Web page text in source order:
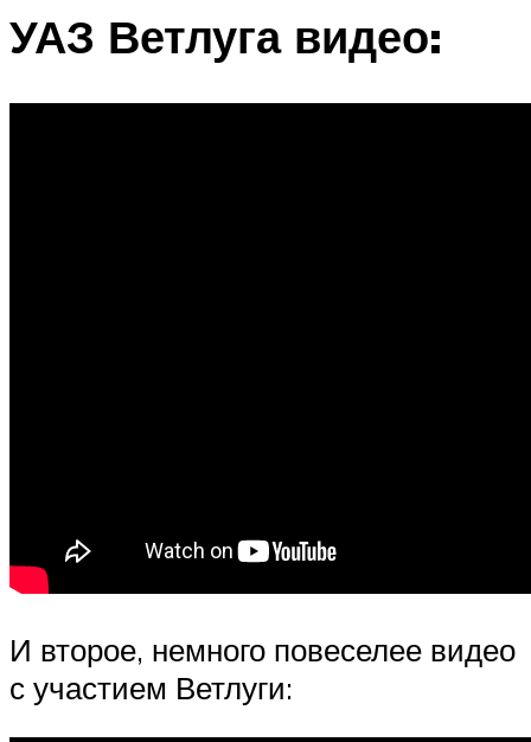
УАЗ Ветлуга видео:
И второе, немного повеселее видео
с участием Ветлуги: